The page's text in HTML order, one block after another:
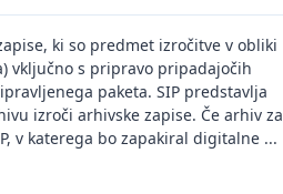
ki so predmet izročitve v obliki
vključno s pripravo pripadajočih
paketa. SIP predstavlja
izroči arhivske zapise. Če arhiv za
v katerega bo zapakiral digitalne ...